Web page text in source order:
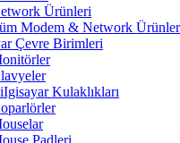
Ürünleri
Modem & Network
Çevre Birimleri
Kulaklıkları
Padleri